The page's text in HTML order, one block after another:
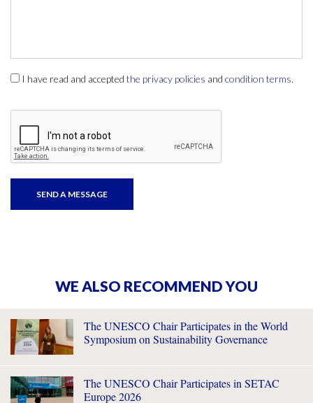
I have read and accepted the privacy policies and condition terms.
WE ALSO RECOMMEND YOU
The UNESCO Chair Participates in the World
Symposium on Sustainability Governance
The UNESCO Chair Participates in SETAC
Europe 2026